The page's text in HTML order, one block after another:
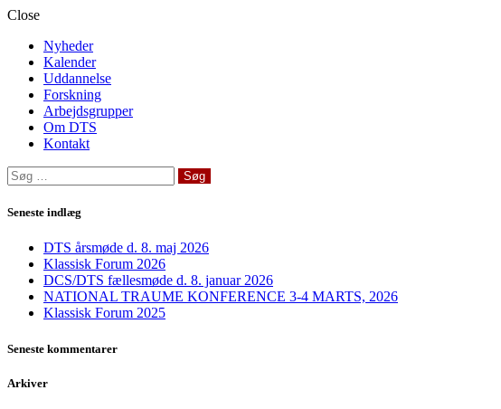
Close
Nyheder
Kalender
Uddannelse
Forskning
Arbejdsgrupper
Om DTS
Kontakt
Søg
efter:
Seneste indlæg
DTS årsmøde d. 8. maj 2026
Klassisk Forum 2026
DCS/DTS fællesmøde d. 8. januar 2026
NATIONAL TRAUME KONFERENCE 3-4 MARTS, 2026
Klassisk Forum 2025
Seneste kommentarer
Arkiver